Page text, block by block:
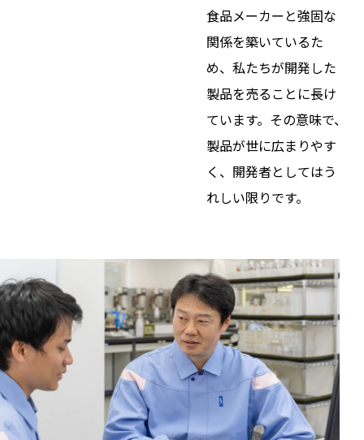
食品メーカーと強固な
関係を築いているた
め、私たちが開発した
製品を売ることに長け
ています。その意味で、
製品が世に広まりやす
く、開発者としてはう
れしい限りです。